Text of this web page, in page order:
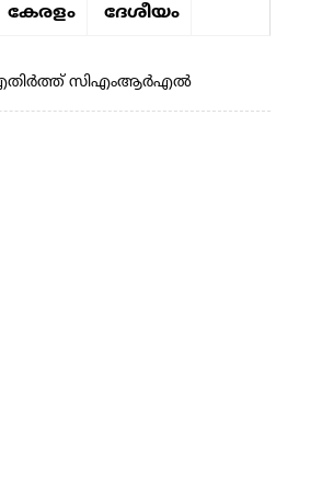
കേരളം ദേശീയം
സിഎംആർഎൽ